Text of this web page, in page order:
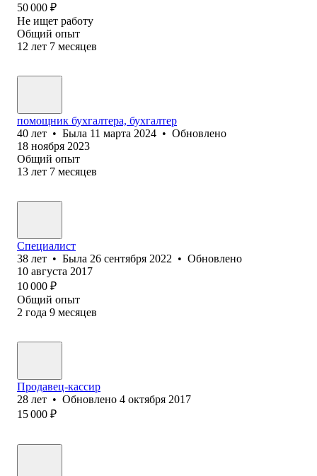
50 000 ₽
Не ищет работу
Общий опыт
12 лет 7 месяцев
помощник бухгалтера, бухгалтер
40 лет • Была 11 марта 2024 • Обновлено
18 ноября 2023
Общий опыт
13 лет 7 месяцев
Специалист
38 лет • Была 26 сентября 2022 • Обновлено
10 августа 2017
10 000 ₽
Общий опыт
2 года 9 месяцев
Продавец-кассир
28 лет • Обновлено 4 октября 2017
15 000 ₽